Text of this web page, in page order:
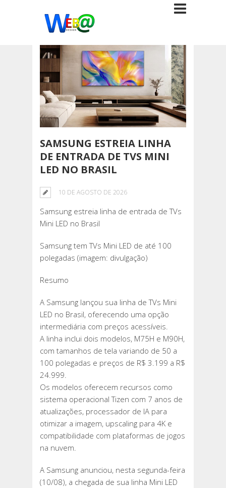
SAMSUNG ESTREIA LINHA
DE ENTRADA DE TVS MINI
LED NO BRASIL
10 DE AGOSTO DE 2026
Samsung estreia linha de entrada de TVs
Mini LED no Brasil
Samsung tem TVs Mini LED de até 100
polegadas (imagem: divulgação)
Resumo
A Samsung lançou sua linha de TVs Mini
LED no Brasil, oferecendo uma opção
intermediária com preços acessíveis.
A linha inclui dois modelos, M75H e M90H,
com tamanhos de tela variando de 50 a
100 polegadas e preços de R$ 3.199 a R$
24.999.
Os modelos oferecem recursos como
sistema operacional Tizen com 7 anos de
atualizações, processador de IA para
otimizar a imagem, upscaling para 4K e
compatibilidade com plataformas de jogos
na nuvem.
A Samsung anunciou, nesta segunda-feira
(10/08), a chegada de sua linha Mini LED